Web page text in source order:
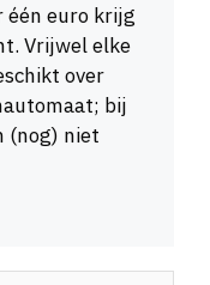
één euro krijg
Vrijwel elke
over
bij
(nog) niet